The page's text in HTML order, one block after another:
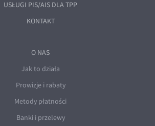
USŁUGI PIS/AIS DLA TPP
KONTAKT
O NAS
Jak to działa
Prowizje i rabaty
Metody płatności
Banki i przelewy